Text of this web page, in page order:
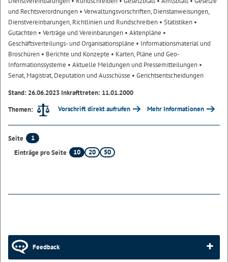
und Rechtsverordnungen • Verwaltungsvorschriften, Dienstanweisungen,
Dienstvereinbarungen, Richtlinien und Rundschreiben • Statistiken •
Gutachten • Verträge und Vereinbarungen • Aktenpläne •
Geschäftsverteilungs- und Organisationspläne • Informationsmaterial und
Broschüren • Berichte und Konzepte • Karten, Pläne und Geo-
Informationssysteme • Aktuelle Meldungen und Pressemitteilungen •
Senat, Magistrat, Deputation und Ausschüsse • Gerichtsentscheidungen
Stand: 26.06.2023 Inkrafttreten: 11.01.2000
Themen:
Vorschrift direkt aufrufen Mehr Informationen
Seite
1
Einträge pro Seite
10 20 50
Feedback